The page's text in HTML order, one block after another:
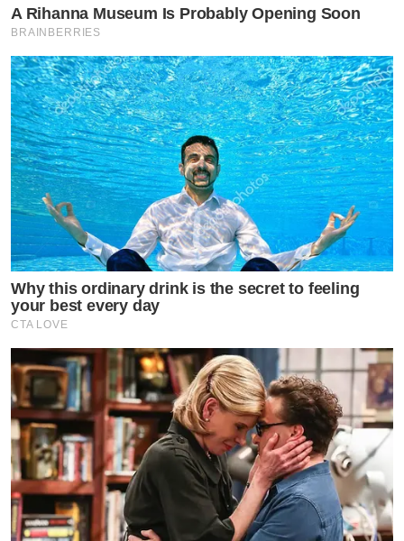
A Rihanna Museum Is Probably Opening Soon
BRAINBERRIES
Why this ordinary drink is the secret to feeling
your best every day
CTA LOVE